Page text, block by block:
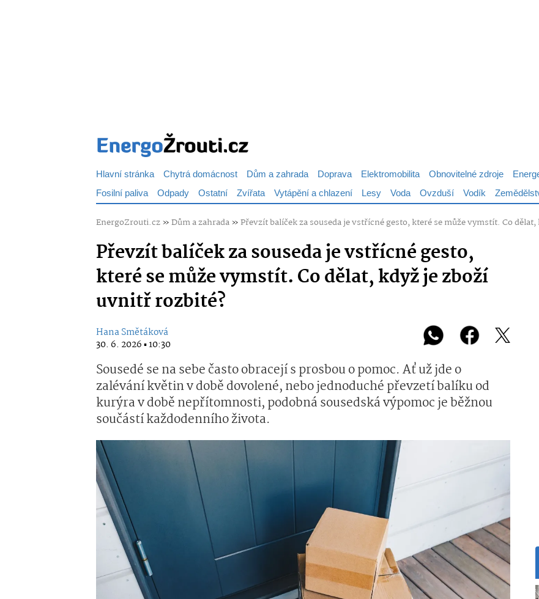
Hlavní stránka Chytrá domácnost Dům a zahrada Doprava Elektromobilita Obnovitelné zdroje
Fosilní paliva Odpady Ostatní Zvířata Vytápění a chlazení Lesy Voda Ovzduší Vodík
EnergoZrouti.cz»Dům a zahrada»Převzít balíček za souseda je vstřícné gesto, které se může vymstít. Co
Převzít balíček za souseda je vstřícné gesto,
které se může vymstít. Co dělat, když je zboží
uvnitř rozbité?
Hana Smětáková
30. 6. 2026 ▪ 10:30
Sousedé se na sebe často obracejí s prosbou o pomoc. Ať už jde o
zalévání květin v době dovolené, nebo jednoduché převzetí balíku od
kurýra v době nepřítomnosti, podobná sousedská výpomoc je běžnou
součástí každodenního života.